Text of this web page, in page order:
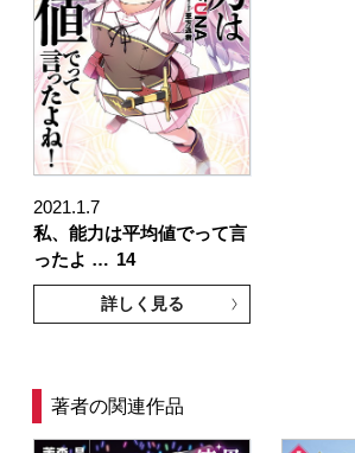
2021.1.7
私、能力は平均値でって言
ったよ … 14
詳しく見る
著者の関連作品